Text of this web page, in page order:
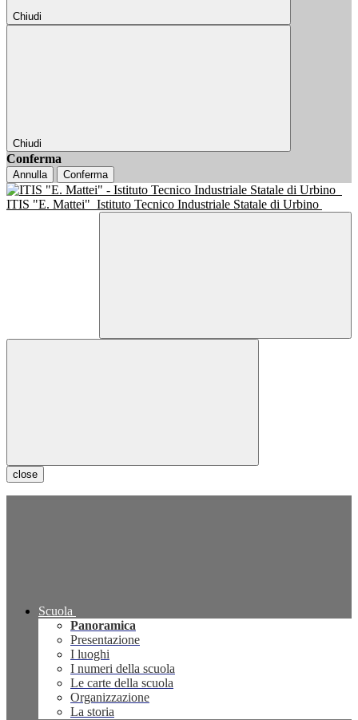
Chiudi
Chiudi
Conferma
Annulla Conferma
ITIS "E. Mattei" Istituto Tecnico Industriale Statale di Urbino
close
Scuola
Panoramica
Presentazione
I luoghi
I numeri della scuola
Le carte della scuola
Organizzazione
La storia